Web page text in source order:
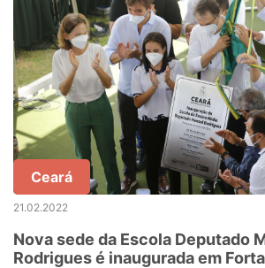
Ceará
21.02.2022
Nova sede da Escola Deputado
Rodrigues é inaugurada em